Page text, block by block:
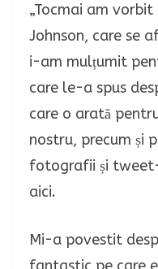
„Tocmai am
Johnson, care se
i-am mulțumit
care le-a spus
care o arată
nostru, precum și
fotografii și
aici.
Mi-a povestit